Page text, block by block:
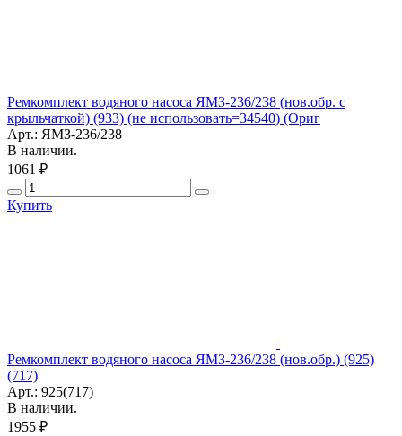
Ремкомплект водяного насоса ЯМЗ-236/238 (нов.обр. с
крыльчаткой) (933) (не использовать=34540) (Ориг
Арт.: ЯМЗ-236/238
В наличии.
1061 ₽
Купить
Ремкомплект водяного насоса ЯМЗ-236/238 (нов.обр.) (925)
(717)
Арт.: 925(717)
В наличии.
1955 ₽